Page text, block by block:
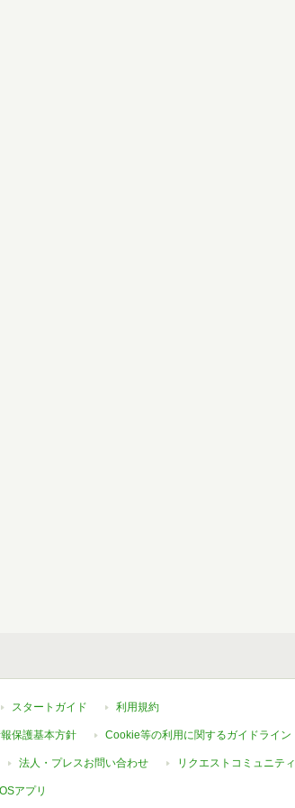
スタートガイド 利用規約
保護基本方針 Cookie等の利用に関するガイドライン
法人・プレスお問い合わせ リクエストコミュニティ
アプリ